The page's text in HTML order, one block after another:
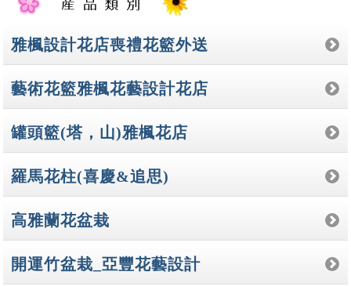
雅楓設計花店喪禮花籃外送
藝術花籃雅楓花藝設計花店
罐頭籃(塔，山)雅楓花店
羅馬花柱(喜慶&追思)
高雅蘭花盆栽
開運竹盆栽_亞豐花藝設計